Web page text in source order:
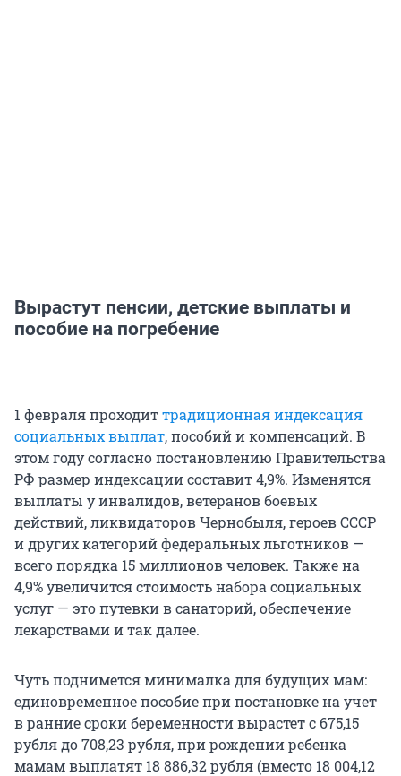
Вырастут пенсии, детские выплаты и
пособие на погребение
1 февраля проходиттрадиционная индексация
социальных выплат, пособий и компенсаций. В
этом году согласно постановлению Правительства
РФ размер индексации составит 4,9%. Изменятся
выплаты у инвалидов, ветеранов боевых
действий, ликвидаторов Чернобыля, героев СССР
и других категорий федеральных льготников —
всего порядка 15 миллионов человек. Также на
4,9% увеличится стоимость набора социальных
услуг — это путевки в санаторий, обеспечение
лекарствами и так далее.
Чуть поднимется минималка для будущих мам:
единовременное пособие при постановке на учет
в ранние сроки беременности вырастет с 675,15
рубля до 708,23 рубля, при рождении ребенка
мамам выплатят 18 886,32 рубля (вместо 18 004,12